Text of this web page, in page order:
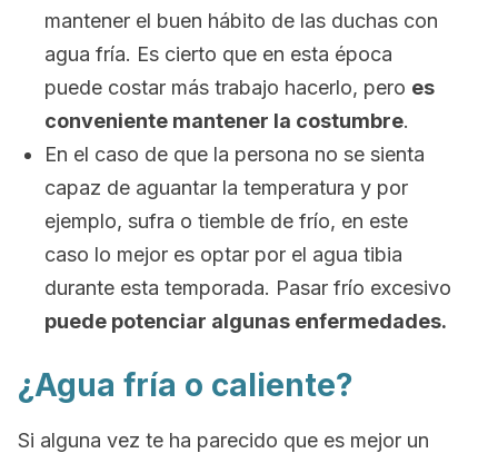
mantener el buen hábito de las duchas con
agua fría. Es cierto que en esta época
puede costar más trabajo hacerlo, pero es
conveniente mantener la costumbre.
En el caso de que la persona no se sienta
capaz de aguantar la temperatura y por
ejemplo, sufra o tiemble de frío, en este
caso lo mejor es optar por el agua tibia
durante esta temporada. Pasar frío excesivo
puede potenciar algunas enfermedades.
¿Agua fría o caliente?
Si alguna vez te ha parecido que es mejor un